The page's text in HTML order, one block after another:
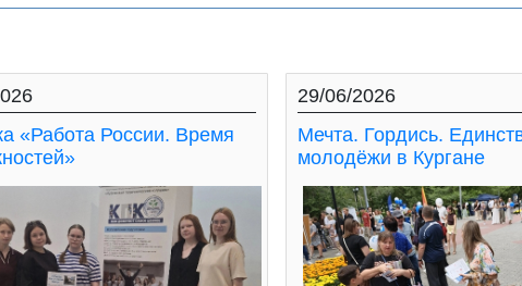
«Работа России. Время
29/06/2026
Мечта. Гордись.
молодёжи в Кургане